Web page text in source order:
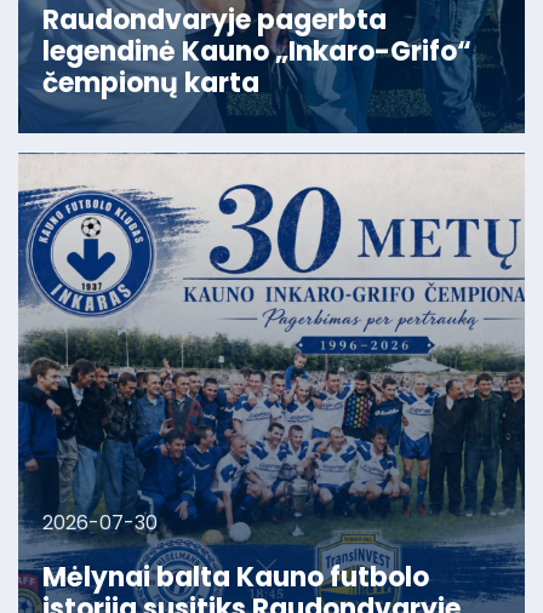
Raudondvaryje pagerbta
legendinė Kauno „Inkaro-Grifo“
čempionų karta
2026-07-30
Mėlynai balta Kauno futbolo